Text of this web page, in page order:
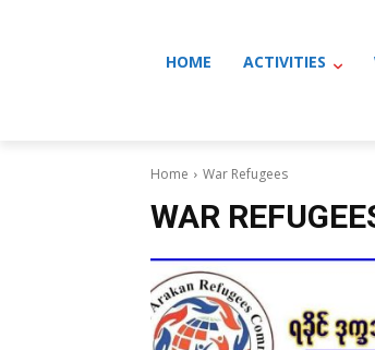
HOME ACTIVITIES
Home War Refugees
WAR